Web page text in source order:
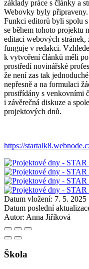
základy práce s články a
Webovky byly
Funkci editorů byli spolu
se během tohoto projektu
editaci webových
funguje v redakci.
k vytvoření článků měli
prostředí novinářské
že není zas tak
nepřesně a na formulaci
prostřídány s venkovními
i závěrečná diskuze a
projektových dnů.
https://
Datum vložení: 7. 5. 2025
Datum poslední
Autor: Anna Jiříková
Škola